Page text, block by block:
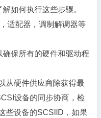
如何执行这些步骤。
适配器，调制解调器等
保所有的硬件和驱动程
从硬件供应商除获得最
设备的同步协商，检
些设备的SCSIID，如果